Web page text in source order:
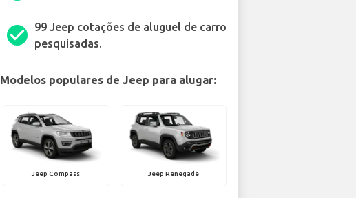
check_circle
99 Jeep cotações de aluguel de carro
pesquisadas.
Modelos populares de Jeep para alugar:
Jeep Compass Jeep Renegade